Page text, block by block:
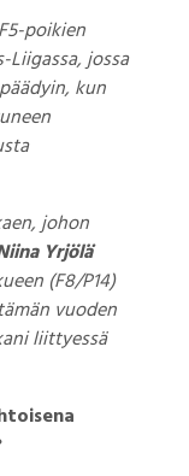
poikien
jossa
kun
johon
Yrjölä
(F8/P14)
vuoden
liittyessä